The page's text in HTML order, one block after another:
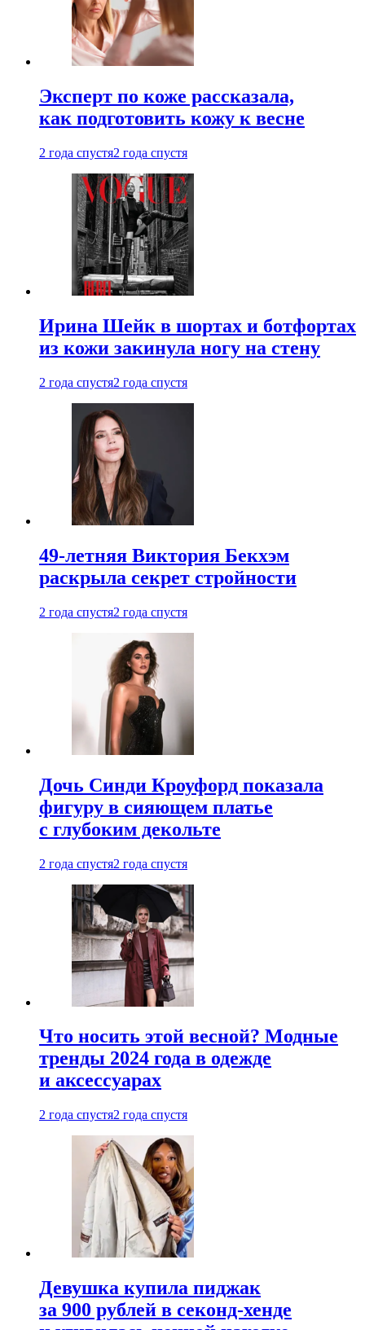
Эксперт по коже рассказала,
как подготовить кожу к весне
2 года спустя2 года спустя
Ирина Шейк в шортах и ботфортах
из кожи закинула ногу на стену
2 года спустя2 года спустя
49-летняя Виктория Бекхэм
раскрыла секрет стройности
2 года спустя2 года спустя
Дочь Синди Кроуфорд показала
фигуру в сияющем платье
с глубоким декольте
2 года спустя2 года спустя
Что носить этой весной? Модные
тренды 2024 года в одежде
и аксессуарах
2 года спустя2 года спустя
Девушка купила пиджак
за 900 рублей в секонд-хенде